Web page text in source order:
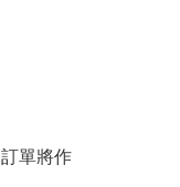
單將作